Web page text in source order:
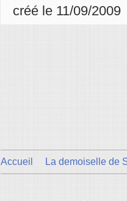
créé le 11/09/2009
Accueil La demoiselle de